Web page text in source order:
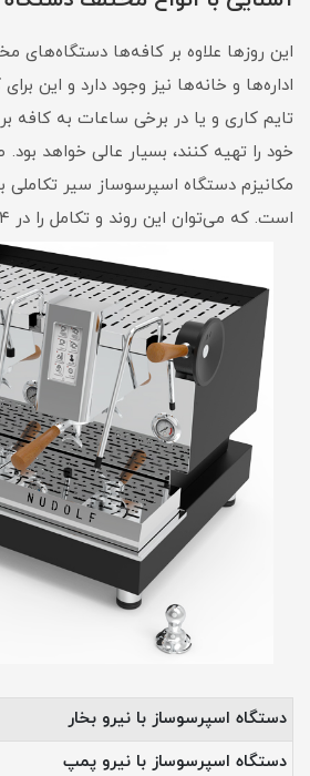
این روزها علاوه بر کافه‌ها دستگاه‌های
اداره‌ها و خانه‌ها نیز وجود دارد و این
تایم کاری و یا در برخی ساعات به کافه
خود را تهیه کنند، بسیار عالی خواهد
مکانیزم دستگاه اسپرسوساز سیر تکاملی
است. که می‌توان این روند و تکامل را در ۴ گروه زیر قرار داد:
دستگاه اسپرسوساز با نیرو بخار
دستگاه اسپرسوساز با نیرو پمپ